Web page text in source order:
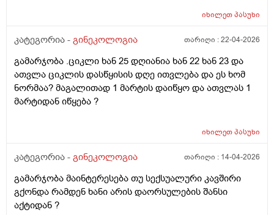
იხილეთპასუხი
კატეგორია - გინეკოლოგია თარიღი :22-04-2026
გამარჯობა .ციკლი ხან 25 დღიანია ხან 22 ხან 23 და
ათვლა ციკლის დასწყისის დღე ითვლება და ეს ხომ
ნორმაა? მაგალითად 1 მარტის დაიწყო და ათვლას 1
მარტიდან იწყება ?
იხილეთპასუხი
კატეგორია - გინეკოლოგია თარიღი : 14-04-2026
გამარჯობა მაინტერესება თუ სექსუალური კავშირი
გქონდა რამდენ ხანი არის დაორსულების შანსი
აქტიდან ?